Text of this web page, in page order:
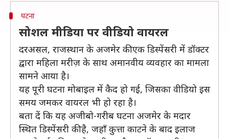
घटना
सोशल मीडिया पर वीडियो वायरल
दरअसल, राजस्थान के अजमेर की एक डिस्पेंसरी में डॉक्टर
द्वारा महिला मरीज़ के साथ अमानवीय व्यवहार का मामला
सामने आया है।
यह पूरी घटना मोबाइल में कैद हो गई, जिसका वीडियो इस
समय जमकर वायरल भी हो रहा है।
बता दें कि यह अजीबो-गरीब घटना अजमेर के मदार
स्थित डिस्पेंसरी की है, जहाँ कुत्ता काटने के बाद इलाज